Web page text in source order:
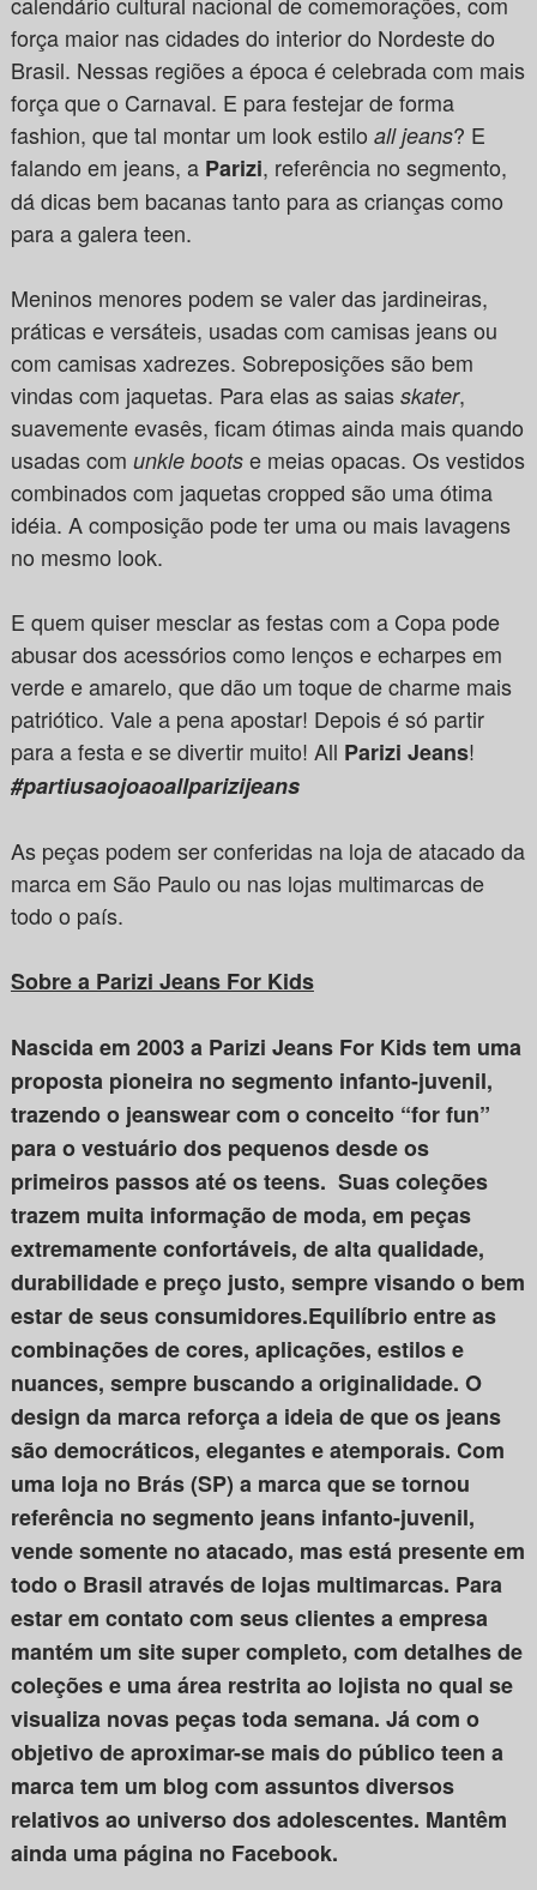
força maior nas cidades do interior do Nordeste do
Brasil. Nessas regiões a época é celebrada com mais
força que o Carnaval. E para festejar de forma
fashion, que tal montar um look estilo all jeans? E
falando em jeans, a Parizi, referência no segmento,
dá dicas bem bacanas tanto para as crianças como
para a galera teen.
Meninos menores podem se valer das jardineiras,
práticas e versáteis, usadas com camisas jeans ou
com camisas xadrezes. Sobreposições são bem
vindas com jaquetas. Para elas as saias skater,
suavemente evasês, ficam ótimas ainda mais quando
usadas com unkle bootse meias opacas. Os vestidos
combinados com jaquetas cropped são uma ótima
idéia. A composição pode ter uma ou mais lavagens
no mesmo look.
E quem quiser mesclar as festas com a Copa pode
abusar dos acessórios como lenços e echarpes em
verde e amarelo, que dão um toque de charme mais
patriótico. Vale a pena apostar! Depois é só partir
para a festa e se divertir muito! All Parizi Jeans!
#partiusaojoaoallparizijeans
As peças podem ser conferidas na loja de atacado da
marca em São Paulo ou nas lojas multimarcas de
todo o país.
Sobre a Parizi Jeans For Kids
Nascida em 2003a Parizi Jeans For Kids tem uma
proposta pioneira no segmento infanto-juvenil,
trazendo o jeanswear com o conceito “for fun”
para o vestuário dos pequenos desde os
primeiros passos até os teens. Suas coleções
trazem muita informação de moda, em peças
extremamente confortáveis, de alta qualidade,
durabilidade e preço justo, sempre visando o bem
estar de seus consumidores.Equilíbrio entre as
combinações de cores, aplicações, estilos e
nuances, sempre buscando a originalidade. O
design da marca reforça a ideia de que os jeans
são democráticos, elegantes e atemporais. Com
uma loja no Brás (SP) a marca que se tornou
referência no segmento jeans infanto-juvenil,
vende somente no atacado, mas está presente em
todo o Brasil através de lojas multimarcas. Para
estar em contato com seus clientes a empresa
mantém um site super completo, com detalhes de
coleções e uma área restrita ao lojista no qual se
visualiza novas peças toda semana. Já com o
objetivo de aproximar-se mais do público teen a
marca tem um blog com assuntos diversos
relativos ao universo dos adolescentes. Mantêm
ainda uma página no Facebook.